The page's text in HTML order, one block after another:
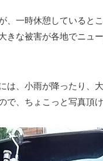
、一時休憩していると
きな被害が各地でニュ
は、小雨が降ったり、
で、ちょこっと写真頂